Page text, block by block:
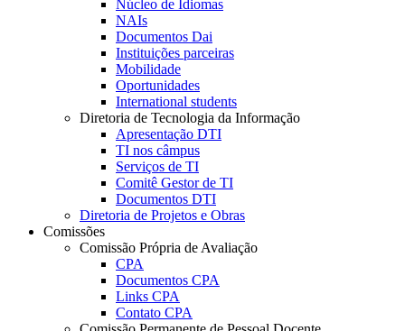
Núcleo de Idiomas
NAIs
Documentos Dai
Instituições parceiras
Mobilidade
Oportunidades
International students
Diretoria de Tecnologia da Informação
Apresentação DTI
TI nos câmpus
Serviços de TI
Comitê Gestor de TI
Documentos DTI
Diretoria de Projetos e Obras
Comissões
Comissão Própria de Avaliação
CPA
Documentos CPA
Links CPA
Contato CPA